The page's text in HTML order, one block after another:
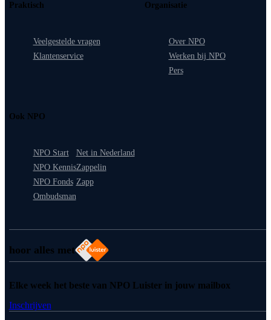
hoor alles met
Praktisch
Veelgestelde vragen
Klantenservice
Organisatie
Over NPO
Werken bij NPO
Pers
Ook NPO
NPO Start
NPO Kennis
NPO Fonds
Ombudsman
Net in Nederland
Zappelin
Zapp
Elke week het beste van NPO Luister in jouw mailbox
Inschrijven